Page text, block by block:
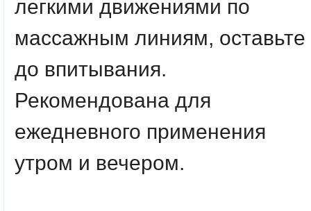
легкими движениями по
массажным линиям, оставьте
до впитывания.
Рекомендована для
ежедневного применения
утром и вечером.